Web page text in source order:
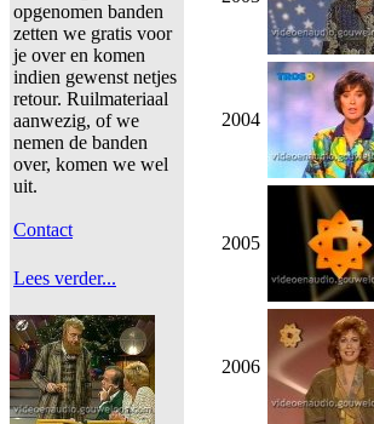
opgenomen banden
zetten we gratis voor
je over en komen
indien gewenst netjes
retour. Ruilmateriaal
aanwezig, of we
nemen de banden
over, komen we wel
uit.
Contact
Lees verder...
2004
2005
2006